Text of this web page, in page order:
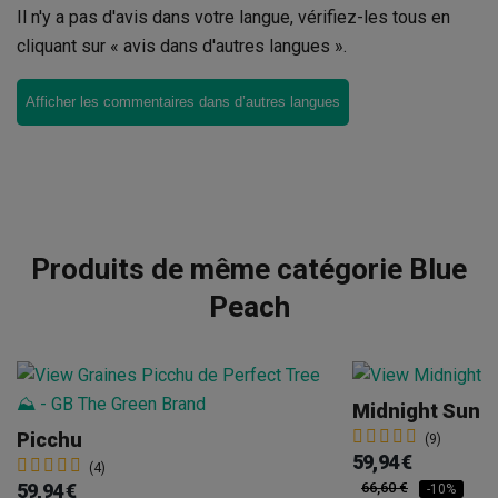
Il n'y a pas d'avis dans votre langue, vérifiez-les tous en
cliquant sur « avis dans d'autres langues ».
Afficher les commentaires dans d’autres langues
Produits de même catégorie Blue
Peach
Picchu
(4)
59,94 €
Midnight
(9)
59,94 €
66,60 € -10%